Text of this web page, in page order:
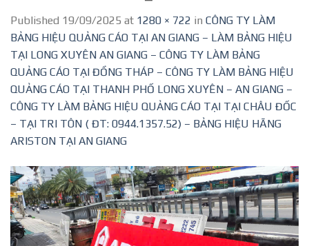
Published 19/09/2025 at 1280 × 722 in CÔNG TY LÀM
BẢNG HIỆU QUẢNG CÁO TẠI AN GIANG – LÀM BẢNG HIỆU
TẠI LONG XUYÊN AN GIANG – CÔNG TY LÀM BẢNG
QUẢNG CÁO TẠI ĐỒNG THÁP – CÔNG TY LÀM BẢNG HIỆU
QUẢNG CÁO TẠI THANH PHỐ LONG XUYÊN – AN GIANG –
CÔNG TY LÀM BẢNG HIỆU QUẢNG CÁO TẠI TẠI CHÂU ĐỐC
– TẠI TRI TÔN ( ĐT: 0944.1357.52) – BẢNG HIỆU HÃNG
ARISTON TẠI AN GIANG